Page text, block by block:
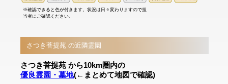
※確認できると色が付きます。状況は日々変わりますので担
当者にご確認ください。
さつき菩提苑 の近隣霊園
さつき菩提苑 から10km圏内の
優良霊園・墓地(←まとめて地図で確認)